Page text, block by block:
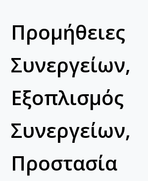
Προμήθειες
Συνεργείων,
Εξοπλισμός
Συνεργείων,
Προστασία